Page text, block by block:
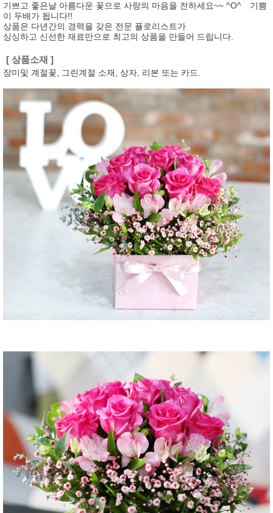
기쁘고 좋은날 아름다운 꽃으로 사랑의 마음을 전하세요~~ ^O^ 기쁨
이 두배가 됩니다!!
상품은 다년간의 경력을 갖은 전문 플로리스트가
싱싱하고 신선한 재료만으로 최고의 상품을 만들어 드립니다.
[ 상품소재 ]
장미및 계절꽃, 그린계절 소재, 상자, 리본 또는 카드.